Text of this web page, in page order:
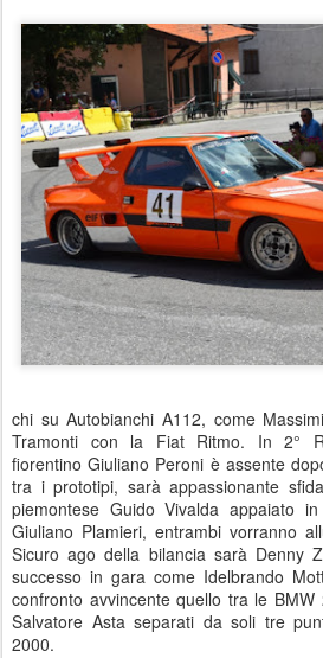
chi su Autobianchi A112, come
Tramonti con la Fiat Ritmo. In 2°
fiorentino Giuliano Peroni è assente
tra i prototipi, sarà appassionante
piemontese Guido Vivalda appaiato
Giuliano Plamieri, entrambi vorranno
Sicuro ago della bilancia sarà Denny
successo in gara come Idelbrando
confronto avvincente quello tra le
Salvatore Asta separati da soli tre
2000.